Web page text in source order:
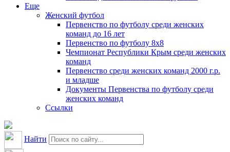
Еще
Женский футбол
Первенство по футболу среди женских
команд до 16 лет
Первенство по футболу 8х8
Чемпионат Республики Крым среди женских
команд
Первенство среди женских команд 2000 г.р.
и младше
Документы Первенства по футболу среди
женских команд
Ссылки
Найти